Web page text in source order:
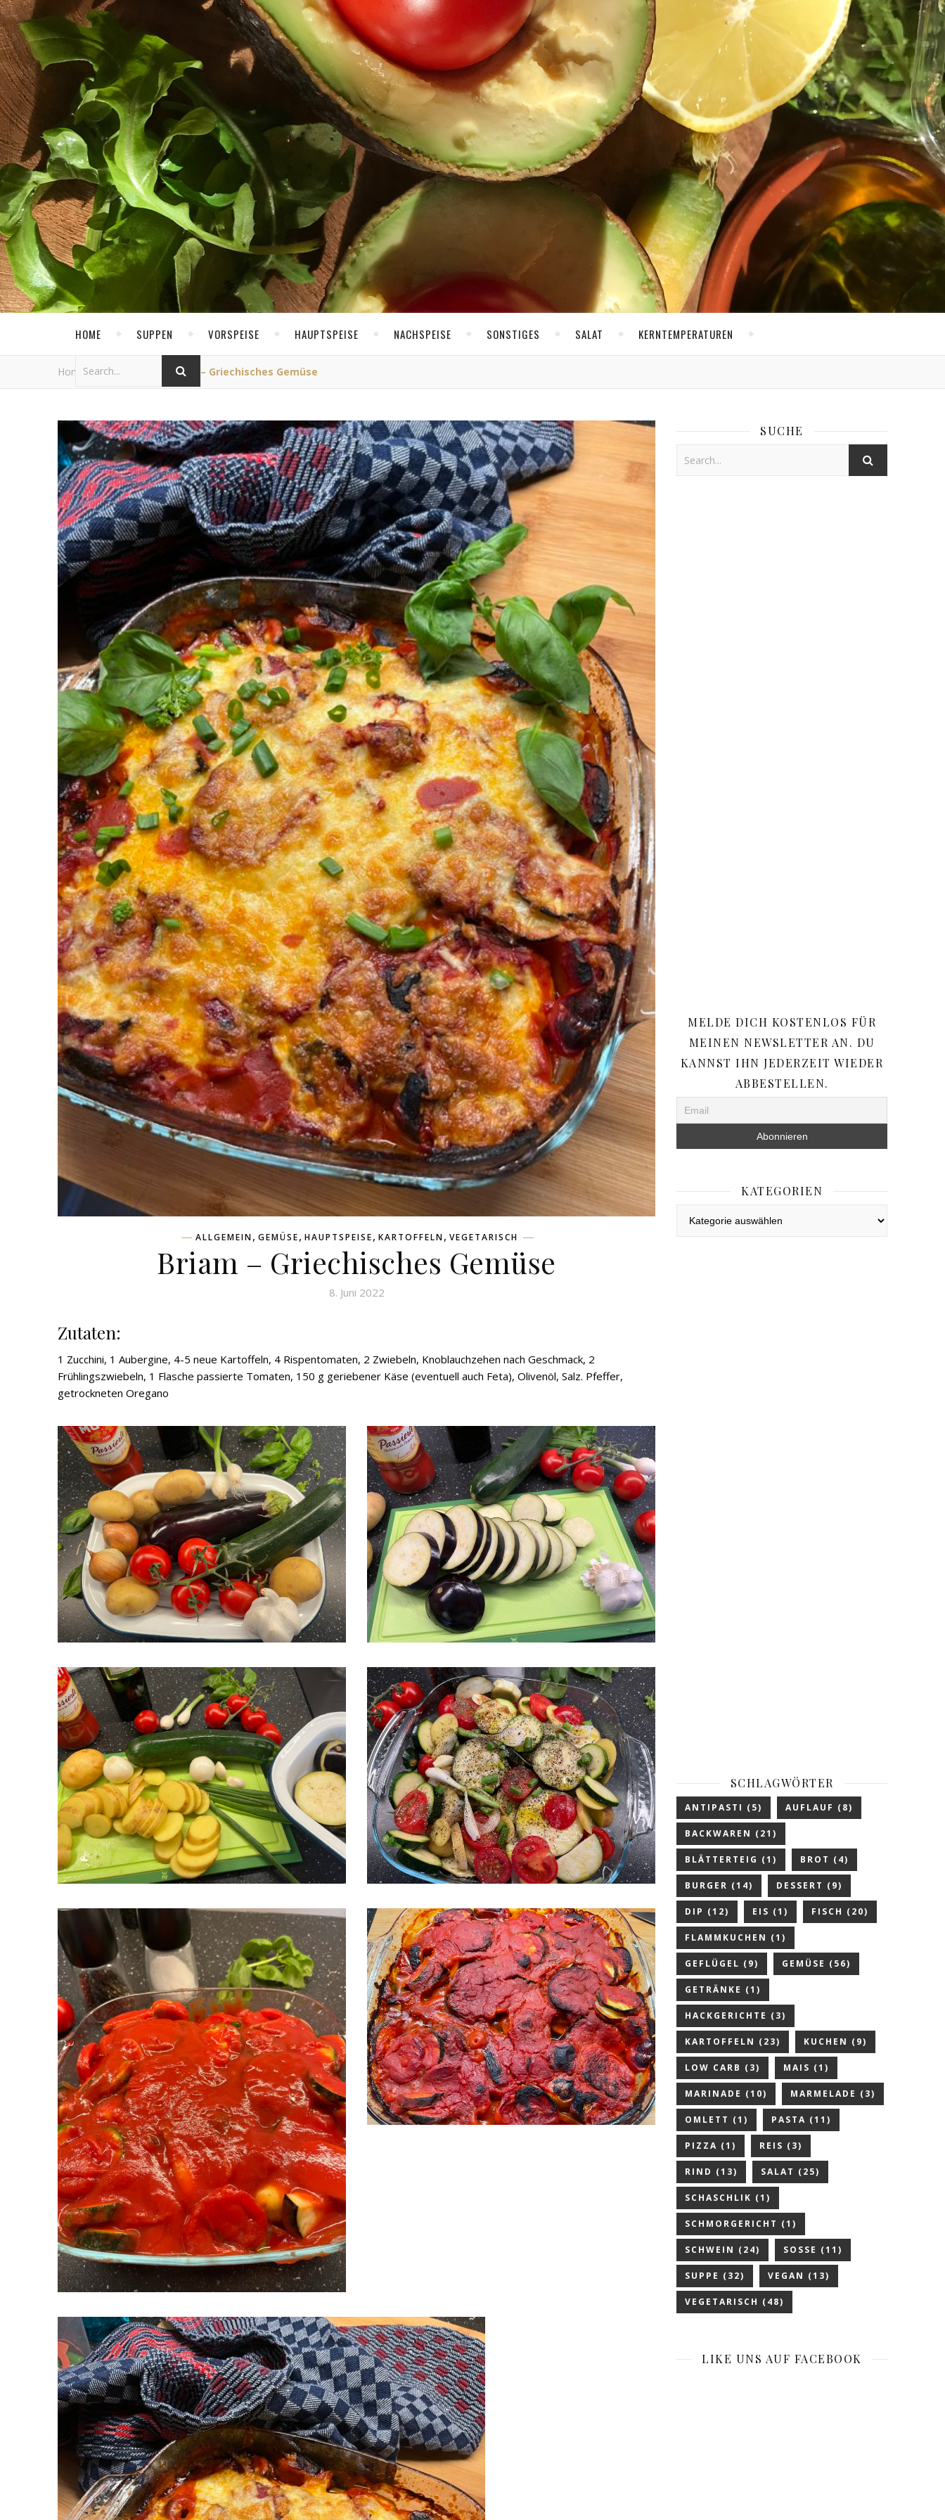
HOME SUPPEN VORSPEISE HAUPTSPEISE NACHSPEISE SONSTIGES SALAT KERNTEMPERATUREN
Home / Allgemein Briam – Griechisches Gemüse
ALLGEMEIN, GEMÜSE, HAUPTSPEISE, KARTOFFELN, VEGETARISCH
Briam – Griechisches Gemüse
8. Juni 2022
Zutaten:
1 Zucchini, 1 Aubergine, 4-5 neue Kartoffeln, 4 Rispentomaten, 2 Zwiebeln, Knoblauchzehen nach Geschmack, 2
Frühlingszwiebeln, 1 Flasche passierte Tomaten, 150 g geriebener Käse (eventuell auch Feta), Olivenöl, Salz. Pfeffer,
getrockneten Oregano
SUCHE
MELDE DICH KOSTENLOS FÜR
MEINEN NEWSLETTER AN. DU
KANNST IHN JEDERZEIT WIEDER
ABBESTELLEN.
KATEGORIEN
SCHLAGWÖRTER
ANTIPASTI (5) AUFLAUF (8)
BACKWAREN (21)
BLÄTTERTEIG (1) BROT (4)
BURGER (14) DESSERT (9)
DIP (12) EIS (1) FISCH (20)
FLAMMKUCHEN (1)
GEFLÜGEL (9) GEMÜSE (56)
GETRÄNKE (1)
HACKGERICHTE (3)
KARTOFFELN (23) KUCHEN (9)
LOW CARB (3) MAIS (1)
MARINADE (10) MARMELADE (3)
OMLETT (1) PASTA (11)
PIZZA (1) REIS (3)
RIND (13) SALAT (25)
SCHASCHLIK (1)
SCHMORGERICHT (1)
SCHWEIN (24) SOSSE (11)
SUPPE (32) VEGAN (13)
VEGETARISCH (48)
LIKE UNS AUF FACEBOOK